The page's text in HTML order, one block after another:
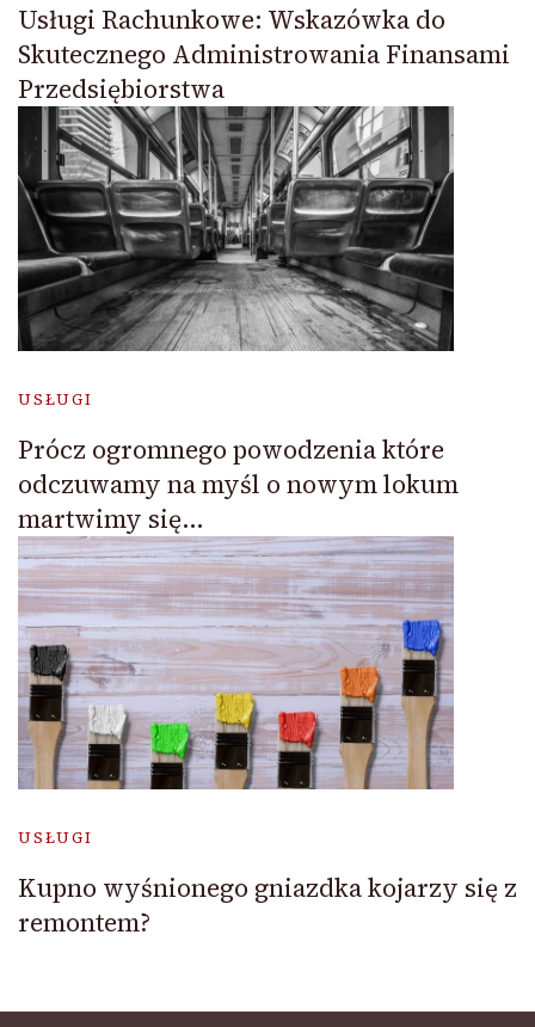
Usługi Rachunkowe: Wskazówka do
Skutecznego Administrowania Finansami
Przedsiębiorstwa
USŁUGI
Prócz ogromnego powodzenia które
odczuwamy na myśl o nowym lokum
martwimy się…
USŁUGI
Kupno wyśnionego gniazdka kojarzy się z
remontem?